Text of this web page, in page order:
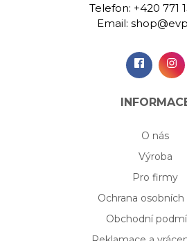
Telefon: +420 771
Email:
O nás
Výroba
Pro firmy
Ochrana osobních
Obchodní